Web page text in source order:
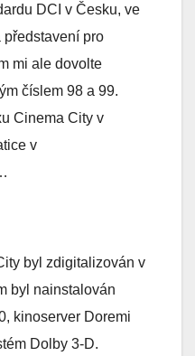
DCI v Česku, ve
představení pro
mi ale dovolte
číslem 98 a 99.
Cinema City v
v
byl zdigitalizován v
byl nainstalován
kinoserver Doremi
Dolby 3-D.